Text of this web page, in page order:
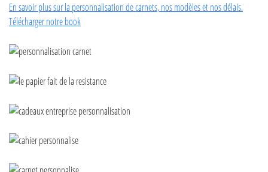
En savoir plus sur la personnalisation de carnets, nos modèles et nos délais.
Télécharger notre book